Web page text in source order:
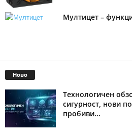
Мултицет –
Ново
Технологичен
сигурност, нови
пробиви...